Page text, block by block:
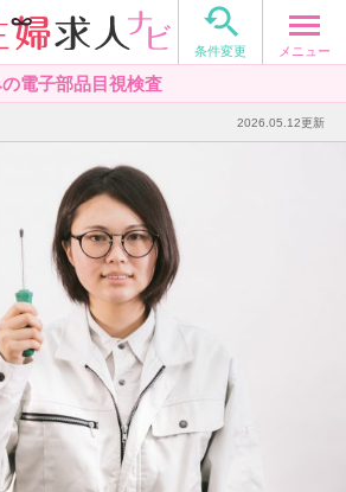

条件変更 メニュー
電子部品目視検査
2026.05.12更新